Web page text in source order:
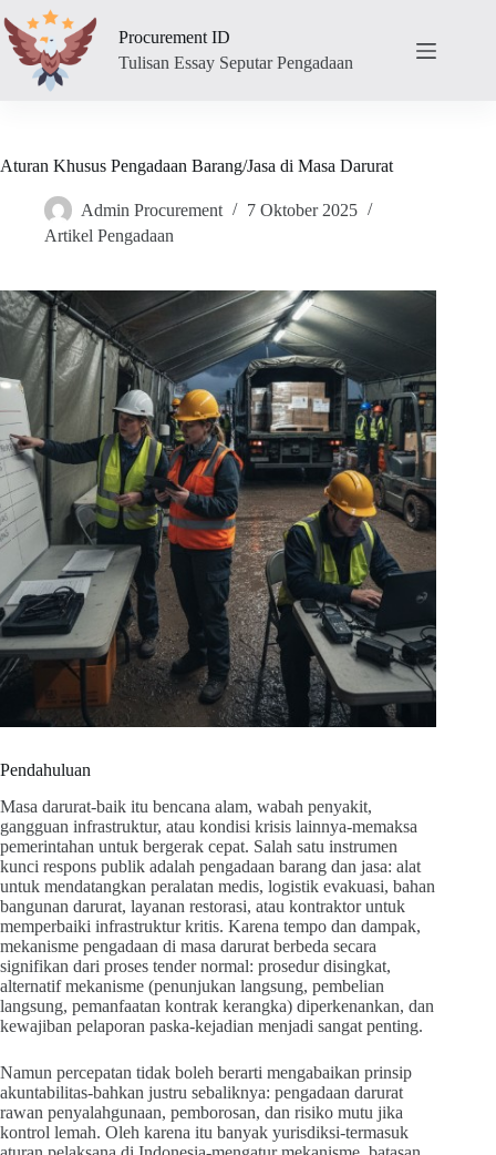
to
content
Procurement ID
Tulisan Essay Seputar Pengadaan
Aturan Khusus Pengadaan Barang/Jasa di Masa Darurat
Admin Procurement
7 Oktober 2025
Artikel Pengadaan
Pendahuluan
Masa darurat-baik itu bencana alam, wabah penyakit,
gangguan infrastruktur, atau kondisi krisis lainnya-memaksa
pemerintahan untuk bergerak cepat. Salah satu instrumen
kunci respons publik adalah pengadaan barang dan jasa: alat
untuk mendatangkan peralatan medis, logistik evakuasi, bahan
bangunan darurat, layanan restorasi, atau kontraktor untuk
memperbaiki infrastruktur kritis. Karena tempo dan dampak,
mekanisme pengadaan di masa darurat berbeda secara
signifikan dari proses tender normal: prosedur disingkat,
alternatif mekanisme (penunjukan langsung, pembelian
langsung, pemanfaatan kontrak kerangka) diperkenankan, dan
kewajiban pelaporan paska-kejadian menjadi sangat penting.
Namun percepatan tidak boleh berarti mengabaikan prinsip
akuntabilitas-bahkan justru sebaliknya: pengadaan darurat
rawan penyalahgunaan, pemborosan, dan risiko mutu jika
kontrol lemah. Oleh karena itu banyak yurisdiksi-termasuk